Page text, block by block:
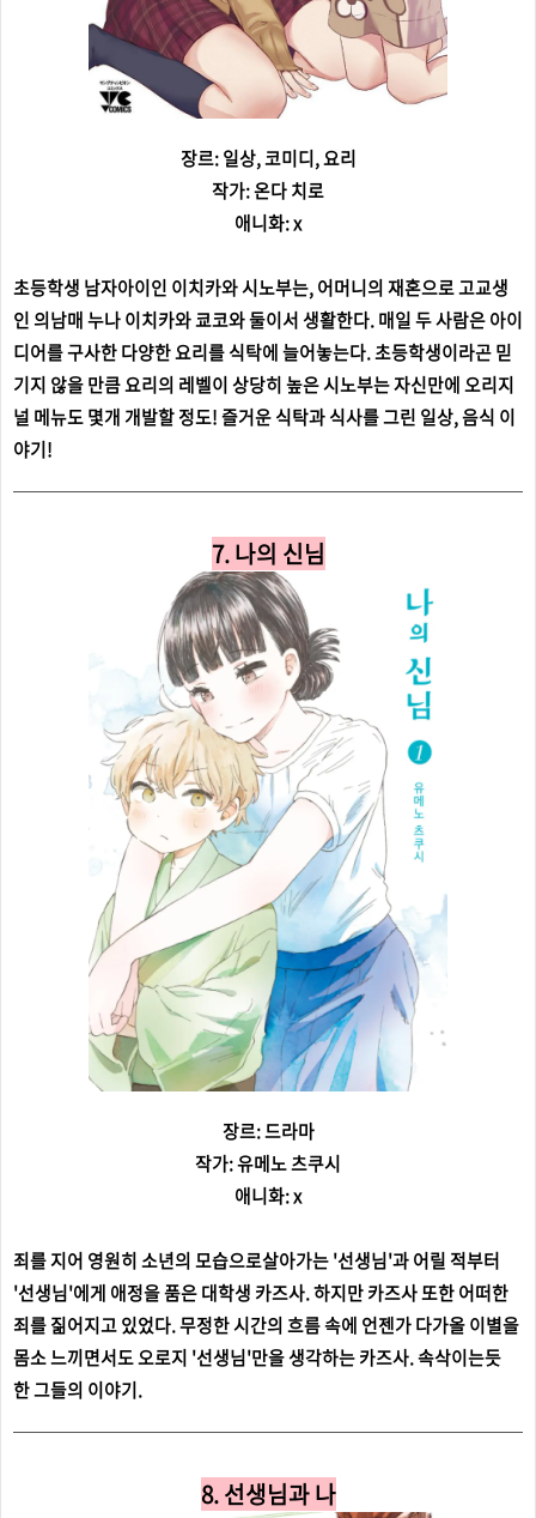
장르: 일상, 코미디, 요리
작가: 온다 치로
애니화: x
초등학생 남자아이인 이치카와 시노부는, 어머니의 재혼으로 고교생
인 의남매 누나 이치카와 쿄코와 둘이서 생활한다. 매일 두 사람은 아이
디어를 구사한 다양한 요리를 식탁에 늘어놓는다. 초등학생이라곤 믿
기지 않을 만큼 요리의 레벨이 상당히 높은 시노부는 자신만에 오리지
널 메뉴도 몇개 개발할 정도! 즐거운 식탁과 식사를 그린 일상, 음식 이
야기!
7. 나의 신님
장르: 드라마
작가: 유메노 츠쿠시
애니화: x
죄를 지어 영원히 소년의 모습으로살아가는 '선생님'과 어릴 적부터
'선생님'에게 애정을 품은 대학생 카즈사. 하지만 카즈사 또한 어떠한
죄를 짊어지고 있었다. 무정한 시간의 흐름 속에 언젠가 다가올 이별을
몸소 느끼면서도 오로지 '선생님'만을 생각하는 카즈사. 속삭이는듯
한 그들의 이야기.
8. 선생님과 나